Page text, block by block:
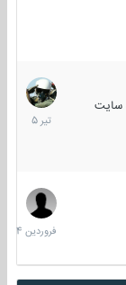
16
تیر
1405
29
فروردین
1404